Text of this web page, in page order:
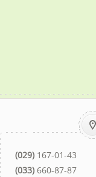
(029) 167-01-43
(033) 660-87-87